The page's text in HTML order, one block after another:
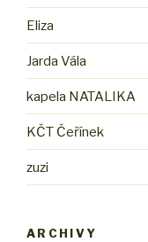
Eliza
Jarda Vála
kapela NATALIKA
KČT Čeřínek
zuzi
ARCHIVY